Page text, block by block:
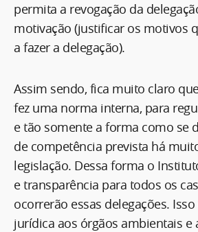
permita a revogação da
motivação (justificar os motivos
a fazer a delegação).
Assim sendo, fica muito claro
fez uma norma interna, para
e tão somente a forma como se
de competência prevista há
legislação. Dessa forma o
e transparência para todos os
ocorrerão essas delegações.
jurídica aos órgãos ambientais e